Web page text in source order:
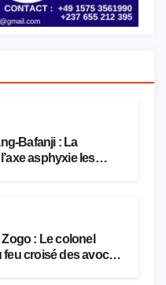
Bafanji : La
asphyxie les
: Le colonel
croisé des avocats